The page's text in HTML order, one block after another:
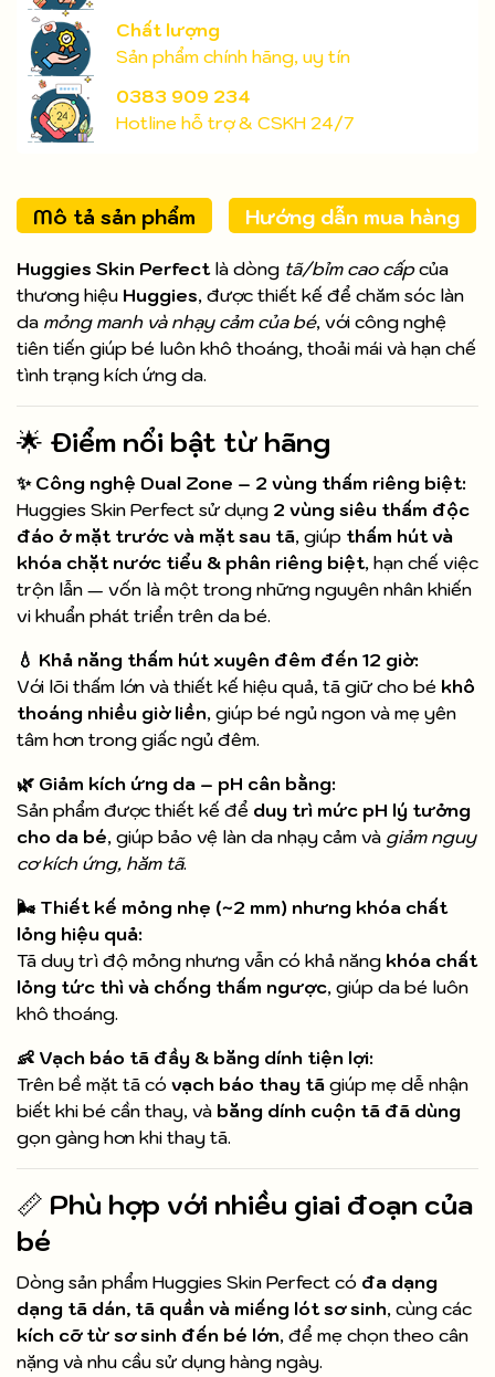
Chất lượng
Sản phẩm chính hãng, uy tín
0383 909 234
Hotline hỗ trợ & CSKH 24/7
Mô tả sản phẩm Hướng dẫn mua hàng
Huggies Skin Perfectlà dòng tã/bỉm cao cấpcủa
thương hiệu Huggies, được thiết kế để chăm sóc làn
da mỏng manh và nhạy cảm của bé, với công nghệ
tiên tiến giúp bé luôn khô thoáng, thoải mái và hạn chế
tình trạng kích ứng da.
🌟 Điểm nổi bật từ hãng
✨ Công nghệ Dual Zone – 2 vùng thấm riêng biệt:
Huggies Skin Perfect sử dụng 2 vùng siêu thấm độc
đáo ở mặt trước và mặt sau tã, giúp thấm hút và
khóa chặt nước tiểu & phân riêng biệt, hạn chế việc
trộn lẫn — vốn là một trong những nguyên nhân khiến
vi khuẩn phát triển trên da bé.
💧 Khả năng thấm hút xuyên đêm đến 12 giờ:
Với lõi thấm lớn và thiết kế hiệu quả, tã giữ cho bé khô
thoáng nhiều giờ liền, giúp bé ngủ ngon và mẹ yên
tâm hơn trong giấc ngủ đêm.
🌿 Giảm kích ứng da – pH cân bằng:
Sản phẩm được thiết kế để duy trì mức pH lý tưởng
cho da bé, giúp bảo vệ làn da nhạy cảm và giảm nguy
cơ kích ứng, hăm tã.
🌬️ Thiết kế mỏng nhẹ (~2 mm) nhưng khóa chất
lỏng hiệu quả:
Tã duy trì độ mỏng nhưng vẫn có khả năng khóa chất
lỏng tức thì và chống thấm ngược, giúp da bé luôn
khô thoáng.
👶 Vạch báo tã đầy & băng dính tiện lợi:
Trên bề mặt tã có vạch báo thay tã giúp mẹ dễ nhận
biết khi bé cần thay, và băng dính cuộn tã đã dùng
gọn gàng hơn khi thay tã.
📏 Phù hợp với nhiều giai đoạn của
bé
Dòng sản phẩm Huggies Skin Perfect có đa dạng
dạng tã dán, tã quần và miếng lót sơ sinh, cùng các
kích cỡ từ sơ sinh đến bé lớn, để mẹ chọn theo cân
nặng và nhu cầu sử dụng hàng ngày.